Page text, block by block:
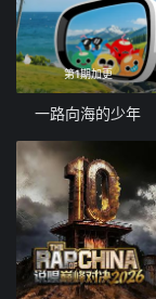
第1期加更
一路向海的少年